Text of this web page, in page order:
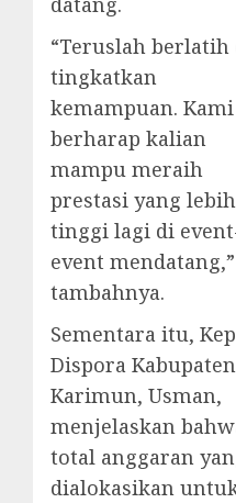
“Teruslah berlatih
tingkatkan
kemampuan. Kami
berharap kalian
mampu meraih
prestasi yang lebih
tinggi lagi di
event mendatang,”
tambahnya.
Sementara itu,
Dispora Kabupaten
Karimun, Usman,
menjelaskan
total anggaran
dialokasikan